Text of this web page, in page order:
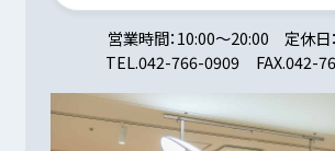
営業時間 10:00～20:00 定休日
TEL.042-766-0909 FAX.042-